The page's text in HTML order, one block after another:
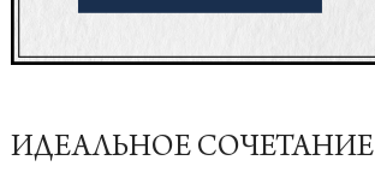
ИДЕАЛЬНОЕ СОЧЕТАНИЕ